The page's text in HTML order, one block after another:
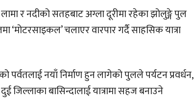
र नदीको सतहबाट अग्ला दूरीमा रहेका झोलुङ्गे पुल
‘मोटरसाइकल’ चलाएर वारपार गर्दै साहसिक यात्रा
नयाँ निर्माण हुन लागेको पुलले पर्यटन प्रवर्धन,
जिल्लाका बासिन्दालाई यात्रामा सहज बनाउने